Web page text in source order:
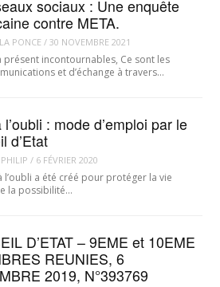
sociaux : Une enquête
contre META.
PONCE / 30 NOVEMBRE 2021
présent incontournables, Ce sont les
et d’échange à travers…
: mode d’emploi par le
d’Etat
/ 6 FÉVRIER 2020
l’oubli a été créé pour protéger la vie
la possibilité…
D’ETAT – 9EME et 10EME
REUNIES, 6
2019, N°393769